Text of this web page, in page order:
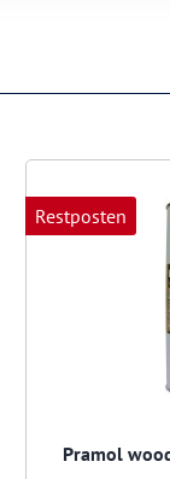
Restposten
Pramol